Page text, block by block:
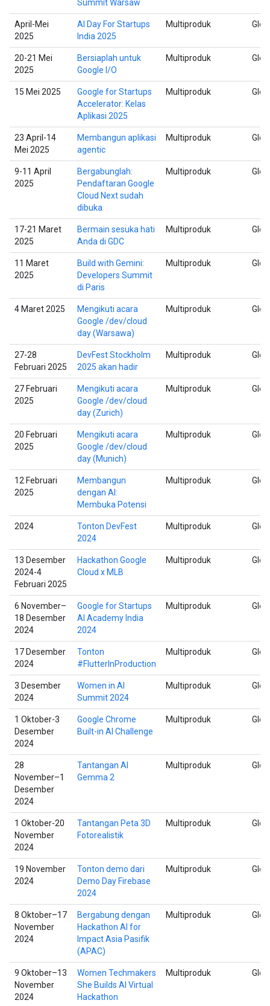
Summit Warsaw
April-Mei
2025
AI Day For Startups
India 2025
Multiproduk
20-21 Mei
2025
Bersiaplah untuk
Google I/O
Multiproduk
15 Mei 2025
Google for Startups
Accelerator: Kelas
Aplikasi 2025
Multiproduk
23 April-14
Mei 2025
Membangun aplikasi
agentic
Multiproduk
9-11 April
2025
Bergabunglah:
Pendaftaran Google
Cloud Next sudah
dibuka
Multiproduk
17-21 Maret
2025
Bermain sesuka hati
Anda di GDC
Multiproduk
11 Maret
2025
Build with Gemini:
Developers Summit
di Paris
Multiproduk
4 Maret 2025
Mengikuti acara
Google /dev/cloud
day (Warsawa)
Multiproduk
27-28
Februari 2025
DevFest Stockholm
2025 akan hadir
Multiproduk
27 Februari
2025
Mengikuti acara
Google /dev/cloud
day (Zurich)
Multiproduk
20 Februari
2025
Mengikuti acara
Google /dev/cloud
day (Munich)
Multiproduk
12 Februari
2025
Membangun
dengan AI:
Membuka Potensi
Multiproduk
2024
Tonton DevFest
2024
Multiproduk
13 Desember
2024-4
Februari 2025
Hackathon Google
Cloud x MLB
Multiproduk
6 November–
18 Desember
2024
Google for Startups
AI Academy India
2024
Multiproduk
17 Desember
2024
Tonton
#FlutterInProduction
Multiproduk
3 Desember
2024
Women in AI
Summit 2024
Multiproduk
1 Oktober-3
Desember
2024
Google Chrome
Built-in AI Challenge
Multiproduk
28
November–1
Desember
2024
Tantangan AI
Gemma 2
Multiproduk
1 Oktober-20
November
2024
Tantangan Peta 3D
Fotorealistik
Multiproduk
19 November
2024
Tonton demo dari
Demo Day Firebase
2024
Multiproduk
8 Oktober–17
November
2024
Bergabung dengan
Hackathon AI for
Impact Asia Pasifik
(APAC)
Multiproduk
9 Oktober–13
November
2024
Women Techmakers
She Builds AI Virtual
Hackathon
Multiproduk